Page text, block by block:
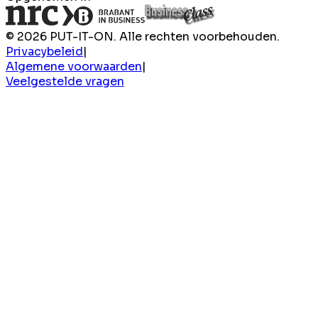
© 2026 PUT-IT-ON. Alle rechten voorbehouden.
Privacybeleid|
Algemene voorwaarden|
Veelgestelde vragen